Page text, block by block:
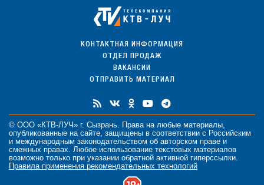
КОНТАКТНАЯ ИНФОРМАЦИЯ
ОТДЕЛ ПРОДАЖ
ВАКАНСИИ
ОТПРАВИТЬ МАТЕРИАЛ
© ООО «КТВ-ЛУЧ» г. Сызрань. Права на любые материалы
опубликованные на сайте, защищены в соответствии с Российским
и международным законодательством об авторском праве и
смежных правах. Любое использование текстовых материалов
возможно только при указании обратной активной гиперссылки.
Правила применения рекомендательных технологий